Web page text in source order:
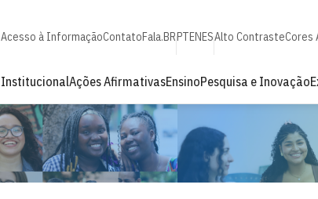
Acesso à InformaçãoContatoFala.BRPTENESAlto ContrasteCores
InstitucionalAções AfirmativasEnsinoPesquisa e Inovação